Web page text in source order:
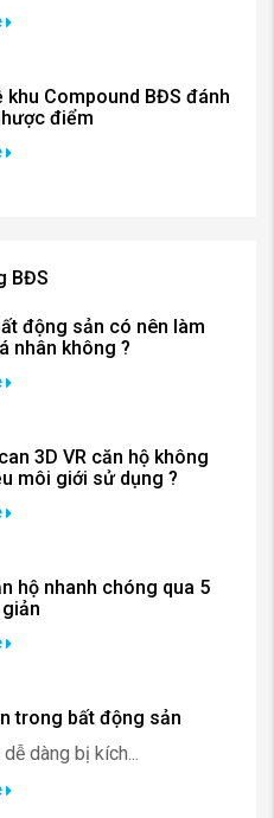
khu Compound BĐS đánh
điểm
BĐS
động sản có nên làm
nhân không ?
3D VR căn hộ không
môi giới sử dụng ?
hộ nhanh chóng qua 5
trong bất động sản
dàng bị kích...